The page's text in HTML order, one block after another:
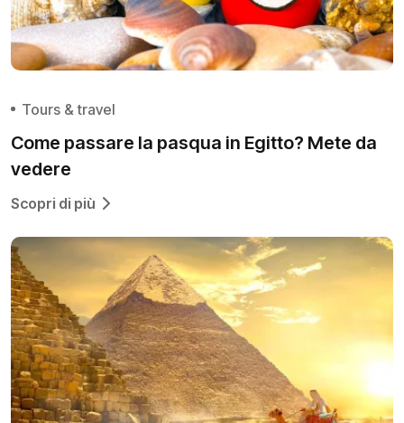
Tours & travel
Come passare la pasqua in Egitto? Mete da
vedere
Scopri di più